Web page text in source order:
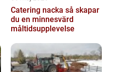
Catering nacka så skapar
du en minnesvärd
måltidsupplevelse